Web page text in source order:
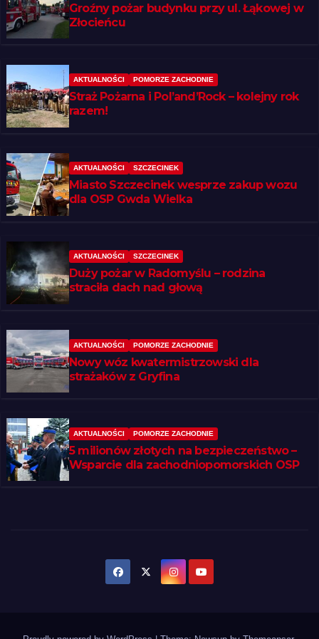
Groźny pożar budynku przy ul. Łąkowej w
Złocieńcu
AKTUALNOŚCI POMORZE ZACHODNIE
Straż Pożarna i Pol’and’Rock – kolejny rok
razem!
AKTUALNOŚCI SZCZECINEK
Miasto Szczecinek wesprze zakup wozu
dla OSP Gwda Wielka
AKTUALNOŚCI SZCZECINEK
Duży pożar w Radomyślu – rodzina
straciła dach nad głową
AKTUALNOŚCI POMORZE ZACHODNIE
Nowy wóz kwatermistrzowski dla
strażaków z Gryfina
AKTUALNOŚCI POMORZE ZACHODNIE
5 milionów złotych na bezpieczeństwo –
Wsparcie dla zachodniopomorskich OSP